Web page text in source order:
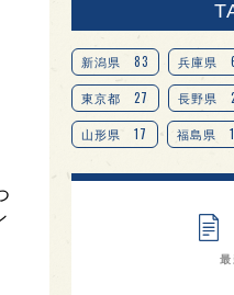
新潟県 83 兵庫県
東京都 27 長野県
山形県 17 福島県
愛知県 14 宮城県
オピニオンリーダーの視点
最